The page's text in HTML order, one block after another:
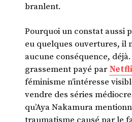
branlent.
Pourquoi un constat aussi
eu quelques ouvertures, il
aucune conséquence,
grassement payé par
féminisme n’intéresse
vendre des séries
qu’Aya Nakamura